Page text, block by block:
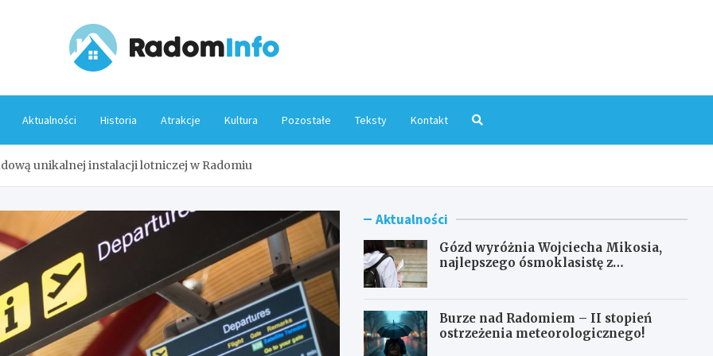
Aktualności Historia Atrakcje Kultura Pozostałe Teksty Kontakt
unikalnej instalacji lotniczej w Radomiu
Aktualności
Gózd wyróżnia Wojciecha Mikosia,
najlepszego ósmoklasistę z
Burze nad Radomiem – II stopień
ostrzeżenia meteorologicznego!